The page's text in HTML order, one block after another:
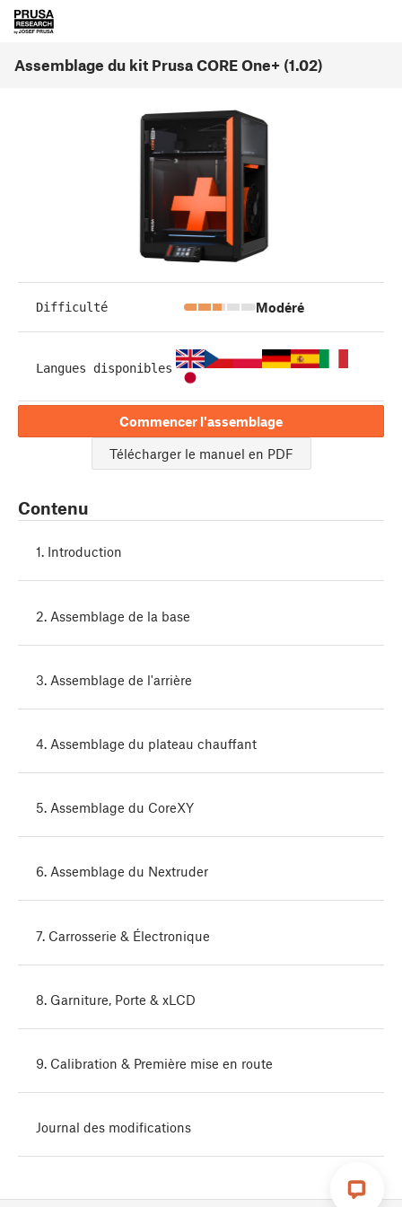
Assemblage du kit Prusa CORE One+ (1.02)
Difficulté Modéré
Langues disponibles
Commencer l'assemblage
Télécharger le manuel en PDF
Contenu
1. Introduction
2. Assemblage de la base
3. Assemblage de l'arrière
4. Assemblage du plateau chauffant
5. Assemblage du CoreXY
6. Assemblage du Nextruder
7. Carrosserie & Électronique
8. Garniture, Porte & xLCD
9. Calibration & Première mise en route
Journal des modifications